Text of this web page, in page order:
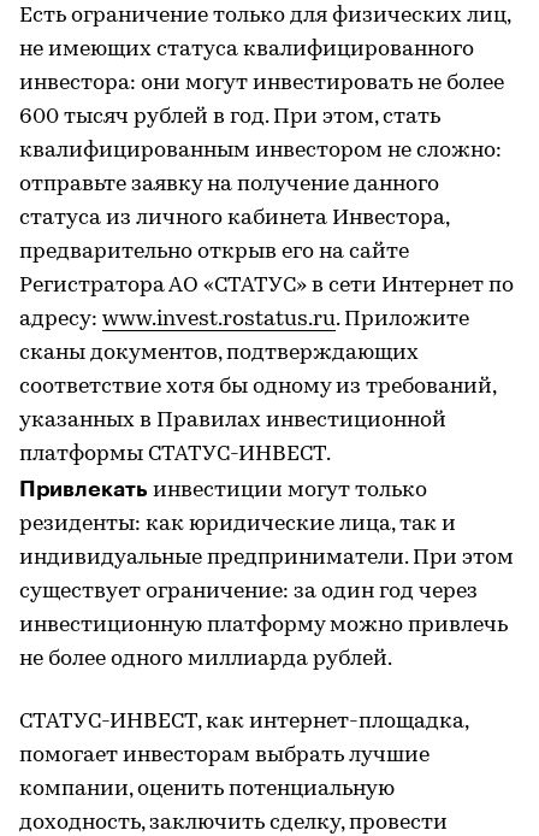
Есть ограничение только для физических лиц,
не имеющих статуса квалифицированного
инвестора: они могут инвестировать не более
600 тысяч рублей в год. При этом, стать
квалифицированным инвестором не сложно:
отправьте заявку на получение данного
статуса из личного кабинета Инвестора,
предварительно открыв его на сайте
Регистратора АО «СТАТУС» в сети Интернет по
адресу: www.invest.rostatus.ru. Приложите
сканы документов, подтверждающих
соответствие хотя бы одному из требований,
указанных в Правилах инвестиционной
платформы СТАТУС-ИНВЕСТ.
Привлекать инвестиции могут только
резиденты: как юридические лица, так и
индивидуальные предприниматели. При этом
существует ограничение: за один год через
инвестиционную платформу можно привлечь
не более одного миллиарда рублей.
СТАТУС-ИНВЕСТ, как интернет-площадка,
помогает инвесторам выбрать лучшие
компании, оценить потенциальную
доходность, заключить сделку, провести